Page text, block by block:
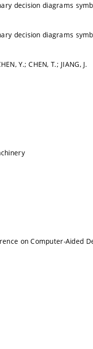
decision diagrams
decision diagrams
Y.; CHEN, T.; JIANG, J.
on Computer-Aided